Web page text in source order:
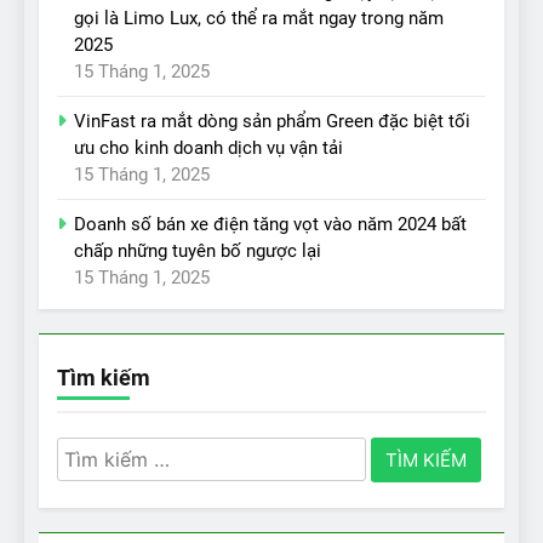
gọi là Limo Lux, có thể ra mắt ngay trong năm
2025
15 Tháng 1, 2025
VinFast ra mắt dòng sản phẩm Green đặc biệt tối
ưu cho kinh doanh dịch vụ vận tải
15 Tháng 1, 2025
Doanh số bán xe điện tăng vọt vào năm 2024 bất
chấp những tuyên bố ngược lại
15 Tháng 1, 2025
Tìm kiếm
Tìm
kiếm